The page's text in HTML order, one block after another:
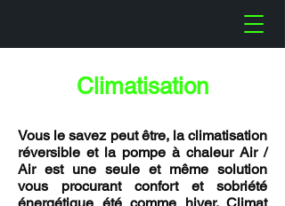
Climatisation
Vous le savez peut être, la climatisation
réversible et la pompe à chaleur Air /
Air est une seule et même solution
vous procurant confort et sobriété